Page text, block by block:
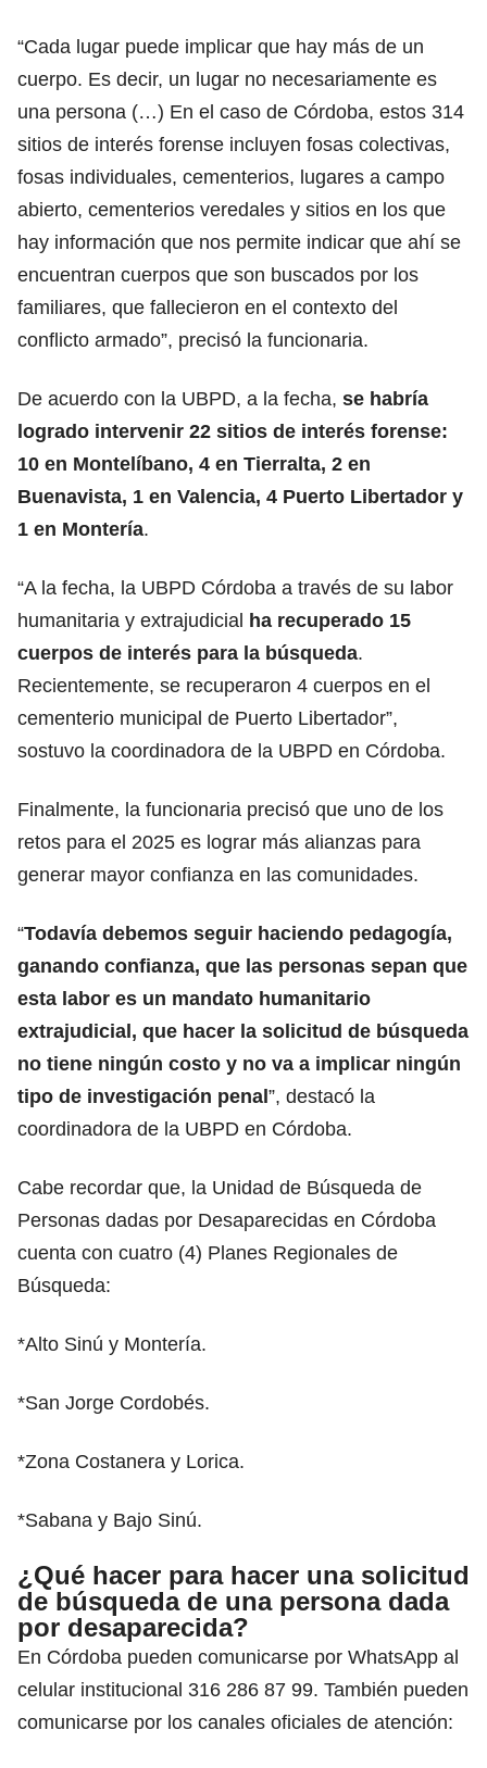
“Cada lugar puede implicar que hay más de un
cuerpo. Es decir, un lugar no necesariamente es
una persona (…) En el caso de Córdoba, estos 314
sitios de interés forense incluyen fosas colectivas,
fosas individuales, cementerios, lugares a campo
abierto, cementerios veredales y sitios en los que
hay información que nos permite indicar que ahí se
encuentran cuerpos que son buscados por los
familiares, que fallecieron en el contexto del
conflicto armado”, precisó la funcionaria.
De acuerdo con la UBPD, a la fecha, se habría
logrado intervenir 22 sitios de interés forense:
10 en Montelíbano, 4 en Tierralta, 2 en
Buenavista, 1 en Valencia, 4 Puerto Libertador y
1 en Montería.
“A la fecha, la UBPD Córdoba a través de su labor
humanitaria y extrajudicial ha recuperado 15
cuerpos de interés para la búsqueda.
Recientemente, se recuperaron 4 cuerpos en el
cementerio municipal de Puerto Libertador”,
sostuvo la coordinadora de la UBPD en Córdoba.
Finalmente, la funcionaria precisó que uno de los
retos para el 2025 es lograr más alianzas para
generar mayor confianza en las comunidades.
“Todavía debemos seguir haciendo pedagogía,
ganando confianza, que las personas sepan que
esta labor es un mandato humanitario
extrajudicial, que hacer la solicitud de búsqueda
no tiene ningún costo y no va a implicar ningún
tipo de investigación penal”, destacó la
coordinadora de la UBPD en Córdoba.
Cabe recordar que, la Unidad de Búsqueda de
Personas dadas por Desaparecidas en Córdoba
cuenta con cuatro (4) Planes Regionales de
Búsqueda:
*Alto Sinú y Montería.
*San Jorge Cordobés.
*Zona Costanera y Lorica.
*Sabana y Bajo Sinú.
¿Qué hacer para hacer una solicitud
de búsqueda de una persona dada
por desaparecida?
En Córdoba pueden comunicarse por WhatsApp al
celular institucional 316 286 87 99. También pueden
comunicarse por los canales oficiales de atención: